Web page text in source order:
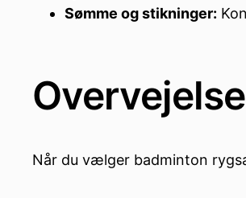
Sømme og stikninger:
Når du vælger badminton